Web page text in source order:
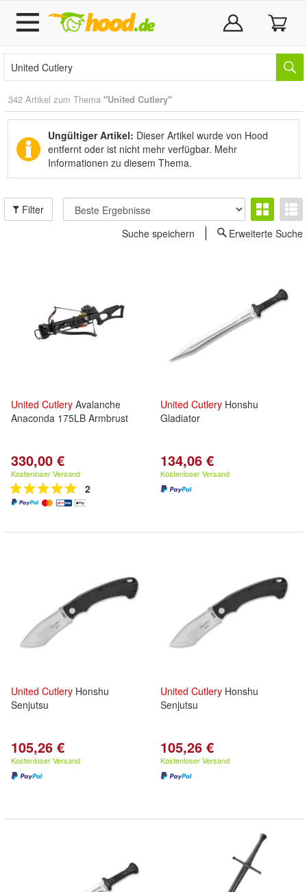
342 Artikel zum Thema "United Cutlery"
Ungültiger Artikel: Dieser Artikel wurde von Hood
entfernt oder ist nicht mehr verfügbar. Mehr
Informationen zu diesem Thema.
Filter
Suche speichern
Erweiterte Suche
United Cutlery Avalanche
Anaconda 175LB Armbrust
330,00 €
Kostenloser Versand
2
United Cutlery Honshu
Gladiator
134,06 €
Kostenloser Versand
United Cutlery Honshu
Senjutsu
105,26 €
Kostenloser Versand
United Cutlery Honshu
Senjutsu
105,26 €
Kostenloser Versand